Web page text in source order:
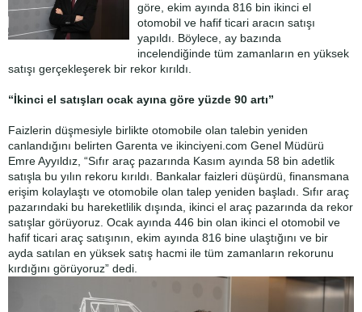
göre, ekim ayında 816 bin ikinci el
otomobil ve hafif ticari aracın satışı
yapıldı. Böylece, ay bazında
incelendiğinde tüm zamanların en yüksek
satışı gerçekleşerek bir rekor kırıldı.
“İkinci el satışları ocak ayına göre yüzde 90 artı”
Faizlerin düşmesiyle birlikte otomobile olan talebin yeniden
canlandığını belirten Garenta ve ikinciyeni.com Genel Müdürü
Emre Ayyıldız, “Sıfır araç pazarında Kasım ayında 58 bin adetlik
satışla bu yılın rekoru kırıldı. Bankalar faizleri düşürdü, finansmana
erişim kolaylaştı ve otomobile olan talep yeniden başladı. Sıfır araç
pazarındaki bu hareketlilik dışında, ikinci el araç pazarında da rekor
satışlar görüyoruz. Ocak ayında 446 bin olan ikinci el otomobil ve
hafif ticari araç satışının, ekim ayında 816 bine ulaştığını ve bir
ayda satılan en yüksek satış hacmi ile tüm zamanların rekorunu
kırdığını görüyoruz” dedi.